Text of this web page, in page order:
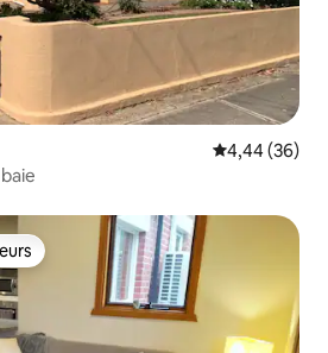
Évaluation
4,44 (36)